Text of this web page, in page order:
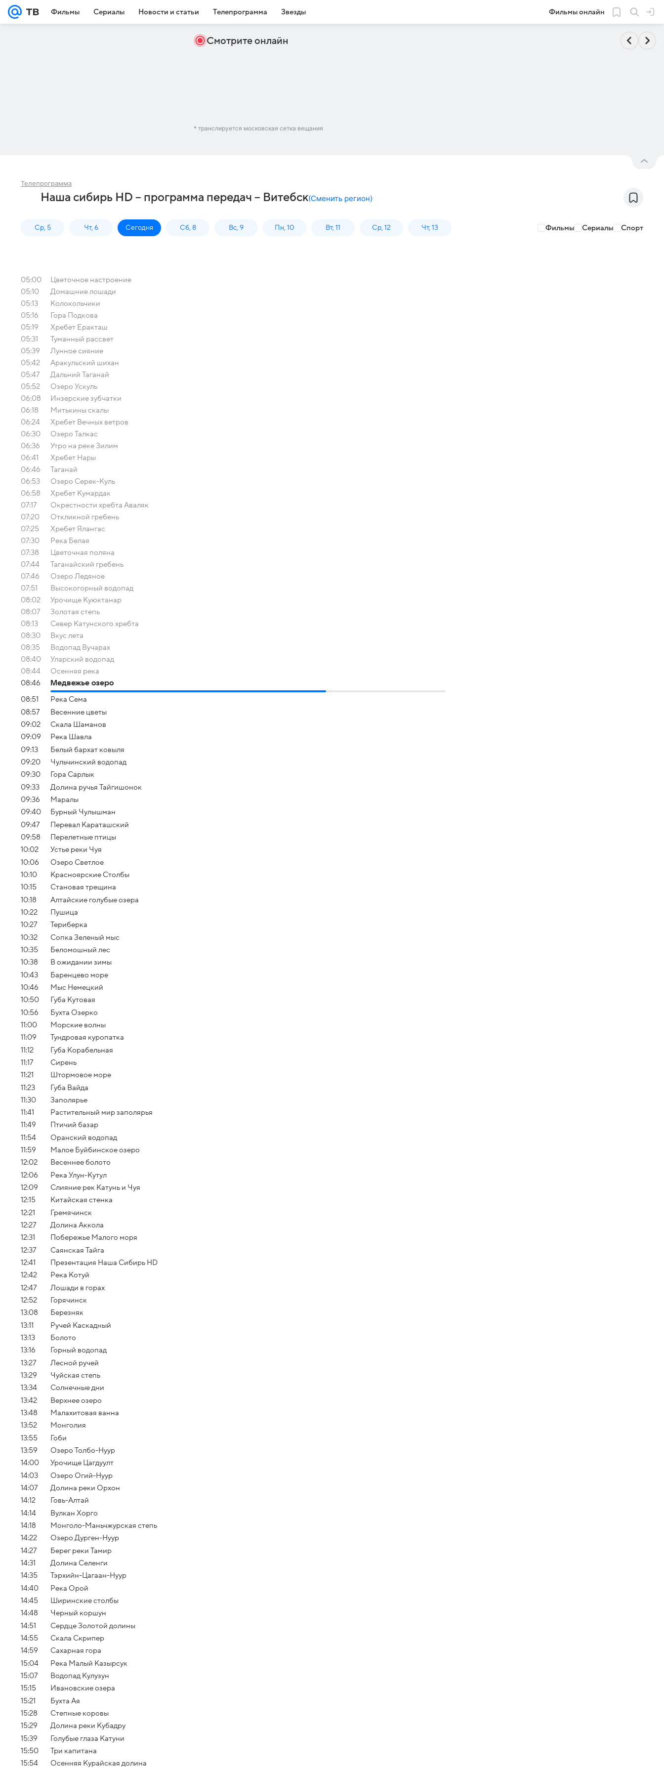
Фильмы Сериалы Новости и статьи Телепрограмма Звезды Фильмы онлайн
Смотрите онлайн
* транслируется московская сетка вещания
Телепрограмма
Наша сибирь HD – программа передач – Витебск(Сменить регион)
Ср, 5 Чт, 6 Сегодня Сб, 8 Вс, 9 Пн, 10 Вт, 11 Ср, 12 Чт, 13 Фильмы Сериалы Спорт
05:00
Цветочное настроение
05:10
Домашние лошади
05:13
Колокольчики
05:16
Гора Подкова
05:19
Хребет Еракташ
05:31
Туманный рассвет
05:39
Лунное сияние
05:42
Аракульский шихан
05:47
Дальний Таганай
05:52
Озеро Ускуль
06:08
Инзерские зубчатки
06:18
Митькины скалы
06:24
Хребет Вечных ветров
06:30
Озеро Талкас
06:36
Утро на реке Зилим
06:41
Хребет Нары
06:46
Таганай
06:53
Озеро Серек-Куль
06:58
Хребет Кумардак
07:17
Окрестности хребта Аваляк
07:20
Откликной гребень
07:25
Хребет Ялангас
07:30
Река Белая
07:38
Цветочная поляна
07:44
Таганайский гребень
07:46
Озеро Ледяное
07:51
Высокогорный водопад
08:02
Урочище Куюктанар
08:07
Золотая степь
08:13
Север Катунского хребта
08:30
Вкус лета
08:35
Водопад Вучарах
08:40
Уларский водопад
08:44
Осенняя река
08:46
Медвежье озеро
08:51
Река Сема
08:57
Весенние цветы
09:02
Скала Шаманов
09:09
Река Шавла
09:13
Белый бархат ковыля
09:20
Чульчинский водопад
09:30
Гора Сарлык
09:33
Долина ручья Тайгишонок
09:36
Маралы
09:40
Бурный Чулышман
09:47
Перевал Караташский
09:58
Перелетные птицы
10:02
Устье реки Чуя
10:06
Озеро Светлое
10:10
Красноярские Столбы
10:15
Становая трещина
10:18
Алтайские голубые озера
10:22
Пушица
10:27
Териберка
10:32
Сопка Зеленый мыс
10:35
Беломошный лес
10:38
В ожидании зимы
10:43
Баренцево море
10:46
Мыс Немецкий
10:50
Губа Кутовая
10:56
Бухта Озерко
11:00
Морские волны
11:09
Тундровая куропатка
11:12
Губа Корабельная
11:17
Сирень
11:21
Штормовое море
11:23
Губа Вайда
11:30
Заполярье
11:41
Растительный мир заполярья
11:49
Птичий базар
11:54
Оранский водопад
11:59
Малое Буйбинское озеро
12:02
Весеннее болото
12:06
Река Улун-Кутул
12:09
Слияние рек Катунь и Чуя
12:15
Китайская стенка
12:21
Гремячинск
12:27
Долина Аккола
12:31
Побережье Малого моря
12:37
Саянская Тайга
12:41
Презентация Наша Сибирь HD
12:42
Река Котуй
12:47
Лошади в горах
12:52
Горячинск
13:08
Березняк
13:11
Ручей Каскадный
13:13
Болото
13:16
Горный водопад
13:27
Лесной ручей
13:29
Чуйская степь
13:34
Солнечные дни
13:42
Верхнее озеро
13:48
Малахитовая ванна
13:52
Монголия
13:55
Гоби
13:59
Озеро Толбо-Нуур
14:00
Урочище Цагдуулт
14:03
Озеро Огий-Нуур
14:07
Долина реки Орхон
14:12
Говь-Алтай
14:14
Вулкан Хорго
14:18
Монголо-Маньчжурская степь
14:22
Озеро Дурген-Нуур
14:27
Берег реки Тамир
14:31
Долина Селенги
14:35
Тэрхийн-Цагаан-Нуур
14:40
Река Орой
14:45
Ширинские столбы
14:48
Черный коршун
14:51
Сердце Золотой долины
14:55
Скала Скрипер
14:59
Сахарная гора
15:04
Река Малый Казырсук
15:07
Водопад Кулузун
15:15
Ивановские озера
15:21
Бухта Ая
15:28
Степные коровы
15:29
Долина реки Кубадру
15:39
Голубые глаза Катуни
15:50
Три капитана
15:54
Осенняя Курайская долина